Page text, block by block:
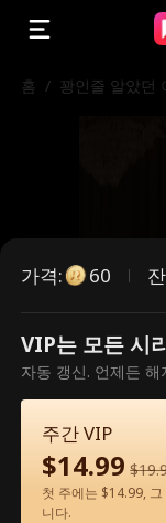
홈 / 꽝인줄 알았던
유료 에피
잠
가격: 60
VIP는 모든 시
자동 갱신. 언제든 해
주간 VIP
$14.99 $
첫 주에는 $14.99,
니다.